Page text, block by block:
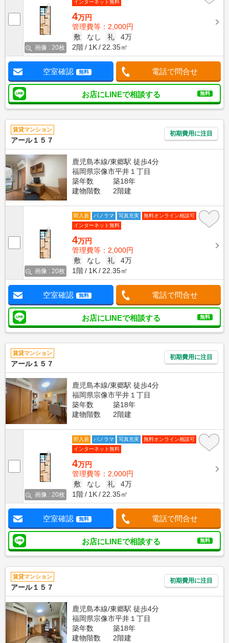
画像 : 20枚
インターネット無料
4万円
管理費等：2,000円
敷
なし 礼
4万
2階
1K 22.35㎡
空室確認 無料 電話で問合せ
お店にLINEで相談する 無料
賃貸マンション
アール１５７
初期費用に注目
鹿児島本線/東郷駅 徒歩4分
福岡県宗像市平井１丁目
築年数
築18年
建物階数
2階建
画像 : 20枚
即入居 パノラマ 写真充実
無料オンライン相談可
インターネット無料
4万円
管理費等：2,000円
敷
なし 礼
4万
1階
1K 22.35㎡
空室確認 無料 電話で問合せ
お店にLINEで相談する 無料
賃貸マンション
アール１５７
初期費用に注目
鹿児島本線/東郷駅 徒歩4分
福岡県宗像市平井１丁目
築年数
築18年
建物階数
2階建
画像 : 20枚
即入居 パノラマ 写真充実
無料オンライン相談可
インターネット無料
4万円
管理費等：2,000円
敷
なし 礼
4万
1階
1K 22.35㎡
空室確認 無料 電話で問合せ
お店にLINEで相談する 無料
賃貸マンション
アール１５７
初期費用に注目
鹿児島本線/東郷駅 徒歩4分
福岡県宗像市平井１丁目
築年数
築18年
建物階数
2階建